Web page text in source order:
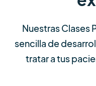
Nuestras Clases
sencilla de
tratar a tus